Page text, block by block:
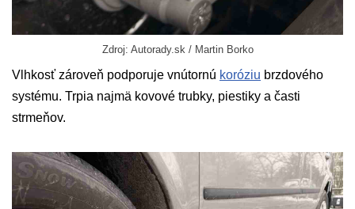
Zdroj: Autorady.sk / Martin Borko
Vlhkosť zároveň podporuje vnútornú koróziu brzdového
systému. Trpia najmä kovové trubky, piestiky a časti
strmeňov.